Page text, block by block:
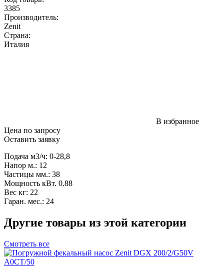
3385
Производитель:
Zenit
Страна:
Италия
В избранное
Цена по запросу
Оставить заявку
Подача м3/ч: 0-28,8
Напор м.: 12
Частицы мм.: 38
Мощность кВт. 0.88
Вес кг: 22
Гаран. мес.: 24
Другие товары из этой категории
Смотреть все